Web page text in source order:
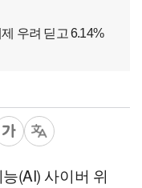
우려 딛고 6.14%
(AI) 사이버 위